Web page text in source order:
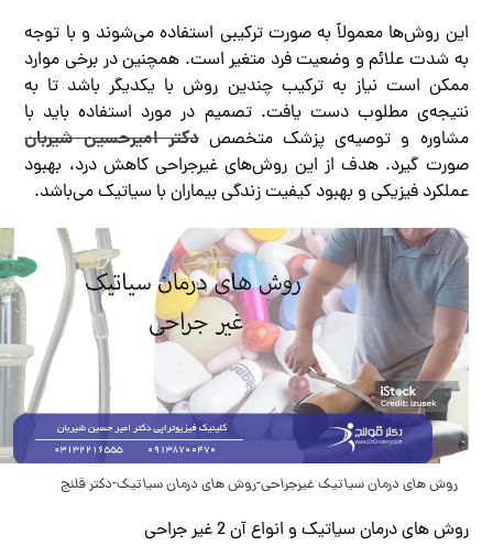
این روش‌ها معمولاً به صورت ترکیبی استفاده می‌شوند و با توجه
به شدت علائم و وضعیت فرد متغیر است. همچنین در برخی موارد
ممکن است نیاز به ترکیب چندین روش با یکدیگر باشد تا به
نتیجه‌ی مطلوب دست یافت. تصمیم در مورد استفاده باید با
مشاوره و توصیه‌ی پزشک متخصصدکتر امیرحسین شیربان
صورت گیرد. هدف از این روش‌های غیرجراحی کاهش درد، بهبود
عملکرد فیزیکی و بهبود کیفیت زندگی بیماران با سیاتیک می‌باشد.
روش‌ های درمان سیاتیک غیرجراحی-روش های درمان سیاتیک-دکتر قلنج
روش های درمان سیاتیک و انواع آن 2 غیر جراحی